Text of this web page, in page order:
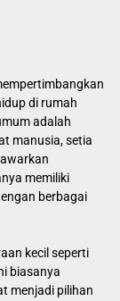
di rumah
adalah
manusia, setia
memiliki
berbagai
kecil seperti
biasanya
menjadi pilihan